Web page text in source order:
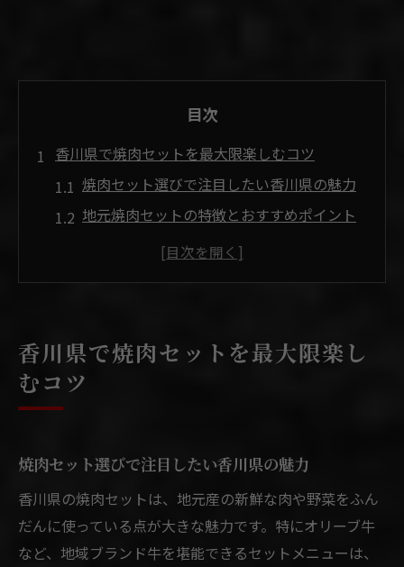
目次
香川県で焼肉セットを最大限楽しむコツ
焼肉セット選びで注目したい香川県の魅力
地元焼肉セットの特徴とおすすめポイント
焼肉店のサービスや雰囲気の比較方法
焼肉で満足するためのコツと工夫まとめ
満足度重視なら焼肉セット選びが決め手
口コミ活用で焼肉セットの満足度アップ術
焼肉セット選びが食事会の充実度を左右
満足度重視で焼肉セット比較するポイント
焼肉で家族や友人と満喫するための秘訣
香川県で焼肉セットを最大限楽し
むコツ
焼肉セット選びで注目したい香川県の魅力
香川県の焼肉セットは、地元産の新鮮な肉や野菜をふん
だんに使っている点が大きな魅力です。特にオリーブ牛
など、地域ブランド牛を堪能できるセットメニューは、